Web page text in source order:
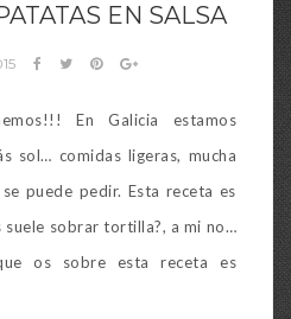
EN SALSA
En Galicia estamos
sol… comidas ligeras, mucha
puede pedir. Esta receta es
suele sobrar tortilla?, a mi no…
os sobre esta receta es